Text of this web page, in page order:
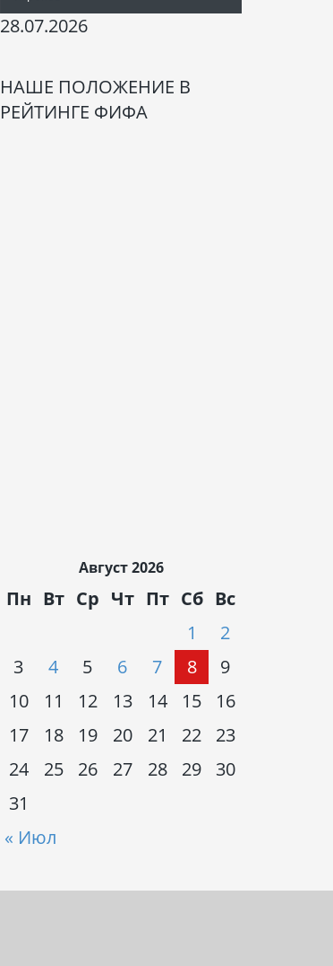
28.07.2026
НАШЕ ПОЛОЖЕНИЕ В
РЕЙТИНГЕ ФИФА
Август 2026
Пн Вт Ср Чт Пт Сб Вс
« Июл
1
2
3
4 5 6 7 8
9
10
11 12 13 14 15
16
17
18 19 20 21 22
23
24
25 26 27 28 29
30
31